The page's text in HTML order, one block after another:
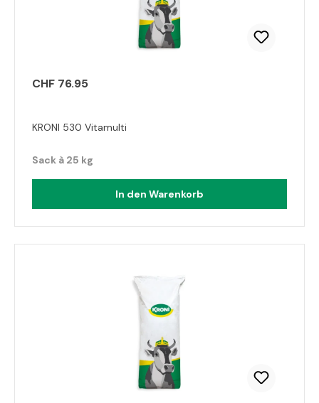
CHF 76.95
KRONI 530 Vitamulti
Sack à 25 kg
In den Warenkorb